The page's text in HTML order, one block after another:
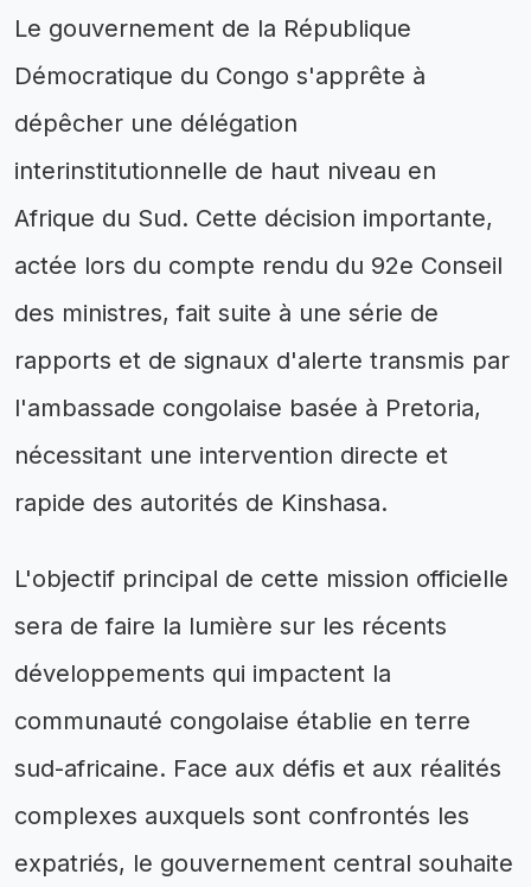
Le gouvernement de la République
Démocratique du Congo s'apprête à
dépêcher une délégation
interinstitutionnelle de haut niveau en
Afrique du Sud. Cette décision importante,
actée lors du compte rendu du 92e Conseil
des ministres, fait suite à une série de
rapports et de signaux d'alerte transmis par
l'ambassade congolaise basée à Pretoria,
nécessitant une intervention directe et
rapide des autorités de Kinshasa.
L'objectif principal de cette mission officielle
sera de faire la lumière sur les récents
développements qui impactent la
communauté congolaise établie en terre
sud-africaine. Face aux défis et aux réalités
complexes auxquels sont confrontés les
expatriés, le gouvernement central souhaite